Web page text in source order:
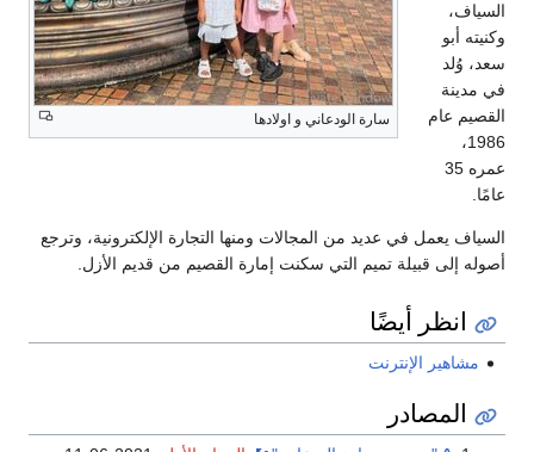
سارة الودعاني و اولادها
السياف،
وكنيته أبو
سعد، وُلد
في مدينة
القصيم عام
1986،
عمره 35
عامًا.
السياف يعمل في عديد من المجالات ومنها التجارة الإلكترونية، وترجع
أصوله إلى قبيلة تميم التي سكنت إمارة القصيم من قديم الأزل.
انظر أيضًا
مشاهير الإنترنت
المصادر